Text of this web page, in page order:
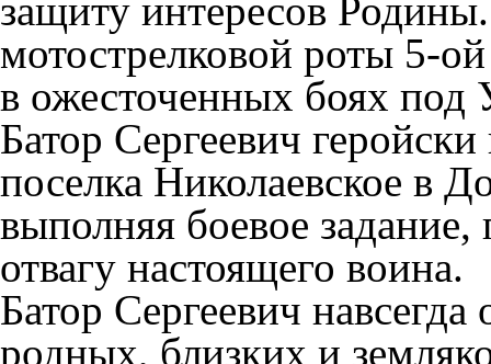
защиту интересов
мотострелковой роты 5-
в ожесточенных боях под
Батор Сергеевич
поселка Николаевское в
выполняя боевое
отвагу настоящего воина.
Батор Сергеевич
родных, близких и